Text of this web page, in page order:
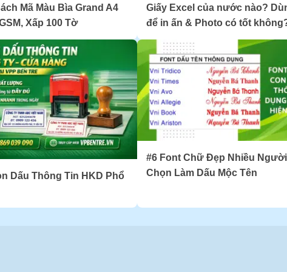
Mã Màu Bìa Grand A4
Xấp 100 Tờ
Giấy Excel của nước nào?
để in ấn & Photo có tốt
Dấu Thông Tin HKD Phổ
#6 Font Chữ Đẹp Nhiều Người
Chọn Làm Dấu Mộc Tên